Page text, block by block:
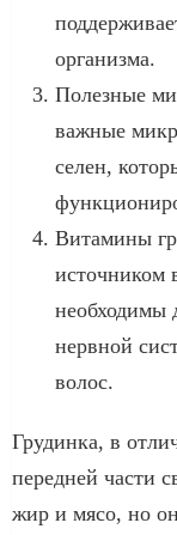
организма.
Полезные
важные
селен,
Витамины
источником
необходимы
нервной
волос.
Грудинка, в
передней части
жир и мясо, но